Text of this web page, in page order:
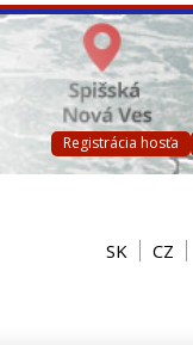
Registrácia hosťa
SK CZ